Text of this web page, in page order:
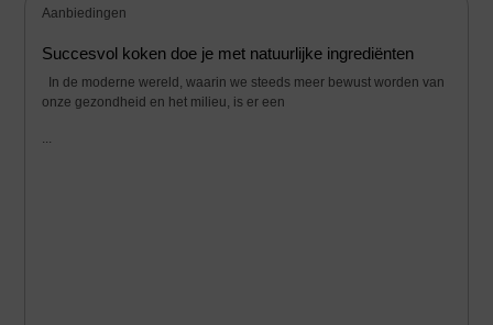
Aanbiedingen
Succesvol koken doe je met natuurlijke ingrediënten
In de moderne wereld, waarin we steeds meer bewust worden van
onze gezondheid en het milieu, is er een
...